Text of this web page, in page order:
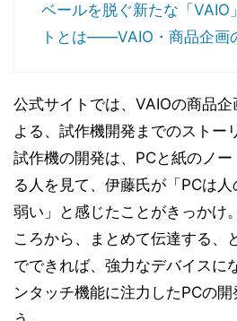
ベールを脱ぐ新たな「VAIO
トとは――VAIO・商品企画
公式サイトでは、VAIOの商品
よる、試作機開発までのストー
試作機の開発は、PCと紙のノ
る人を見て、伊藤氏が「PCは
弱い」と感じたことがきっかけ
ころから、まとめて伝達する、
でできれば、強力なデバイスに
ンタッチ機能に注力したPCの